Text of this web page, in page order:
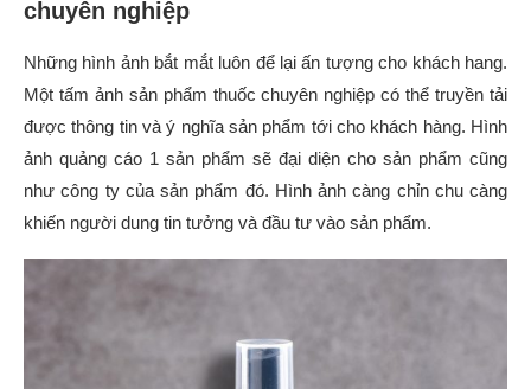
chuyên nghiệp
Những hình ảnh bắt mắt luôn để lại ấn tượng cho khách hang.
Một tấm ảnh sản phẩm thuốc chuyên nghiệp có thể truyền tải
được thông tin và ý nghĩa sản phẩm tới cho khách hàng. Hình
ảnh quảng cáo 1 sản phẩm sẽ đại diện cho sản phẩm cũng
như công ty của sản phẩm đó. Hình ảnh càng chỉn chu càng
khiến người dung tin tưởng và đầu tư vào sản phẩm.